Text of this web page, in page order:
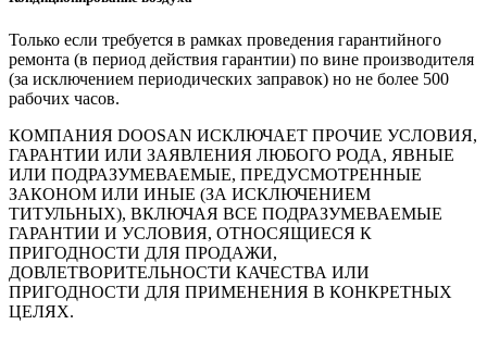
Только если требуется в рамках проведения гарантийного
ремонта (в период действия гарантии) по вине производителя
(за исключением периодических заправок) но не более 500
рабочих часов.
КОМПАНИЯ DOOSAN ИСКЛЮЧАЕТ ПРОЧИЕ УСЛОВИЯ,
ГАРАНТИИ ИЛИ ЗАЯВЛЕНИЯ ЛЮБОГО РОДА, ЯВНЫЕ
ИЛИ ПОДРАЗУМЕВАЕМЫЕ, ПРЕДУСМОТРЕННЫЕ
ЗАКОНОМ ИЛИ ИНЫЕ (ЗА ИСКЛЮЧЕНИЕМ
ТИТУЛЬНЫХ), ВКЛЮЧАЯ ВСЕ ПОДРАЗУМЕВАЕМЫЕ
ГАРАНТИИ И УСЛОВИЯ, ОТНОСЯЩИЕСЯ К
ПРИГОДНОСТИ ДЛЯ ПРОДАЖИ,
ДОВЛЕТВОРИТЕЛЬНОСТИ КАЧЕСТВА ИЛИ
ПРИГОДНОСТИ ДЛЯ ПРИМЕНЕНИЯ В КОНКРЕТНЫХ
ЦЕЛЯХ.